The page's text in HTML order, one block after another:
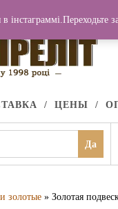
ЦЕНЫ
Да
золотые » Золотая